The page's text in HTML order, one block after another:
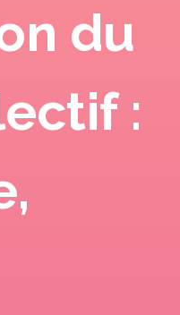
du
: